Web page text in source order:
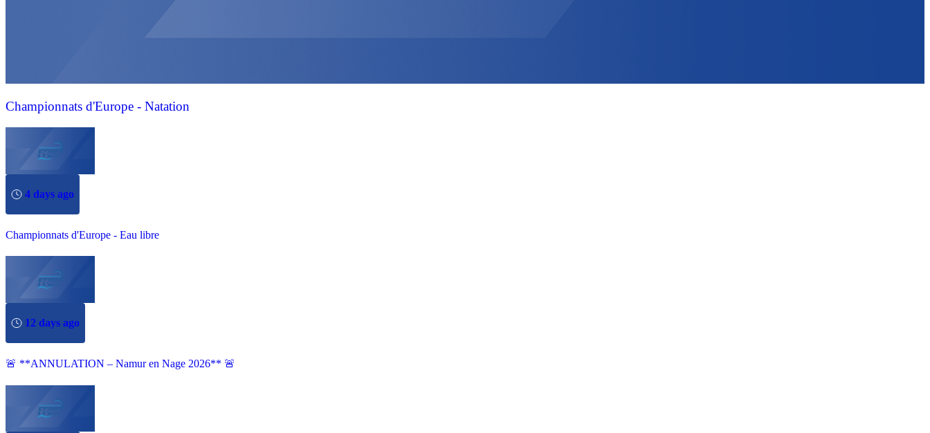
Championnats d'Europe - Natation
4 days ago
Championnats d'Europe - Eau libre
12 days ago
🚨 **ANNULATION – Namur en Nage 2026** 🚨